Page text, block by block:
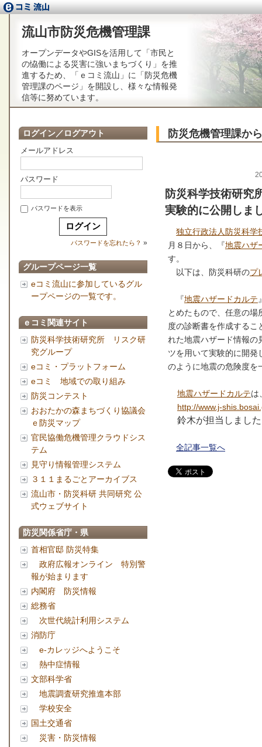
流山市防災危機管理課
オープンデータやGISを活用して「市民と
の恊働による災害に強いまちづくり」を推
進するため、「ｅコミ流山」に「防災危機
管理課のページ」を開設し、様々な情報発
信等に努めています。
ログイン／ログアウト
メールアドレス
パスワード
パスワードを表示
パスワードを忘れたら？ »
グループページ一覧
eコミ流山に参加しているグル
ープページの一覧です。
ｅコミ関連サイト
防災科学技術研究所 リスク研
究グループ
eコミ・プラットフォーム
eコミ 地域での取り組み
防災コンテスト
おおたかの森まちづくり協議会
ｅ防災マップ
官民協働危機管理クラウドシス
テム
見守り情報管理システム
３１１まるごとアーカイブス
流山市・防災科研 共同研究 公
式ウェブサイト
防災関係省庁・県
首相官邸 防災特集
政府広報オンライン 特別警
報が始まります
内閣府 防災情報
総務省
次世代統計利用システム
消防庁
e-カレッジへようこそ
熱中症情報
文部科学省
地震調査研究推進本部
学校安全
国土交通省
災害・防災情報
防災危機管理課か
防災科学技術研究
実験的に公開しま
独立行政法人防災科
月８日から、『地震ハザ
す。
以下は、防災科研のプ
『地震ハザードカルテ
とめたもので、任意の
度の診断書を作成する
れた地震ハザード情報の
ツを用いて実験的に開発
のように地震の危険度を
地震ハザードカルテは
http://www.j-
鈴木が担当しまし
全記事一覧へ